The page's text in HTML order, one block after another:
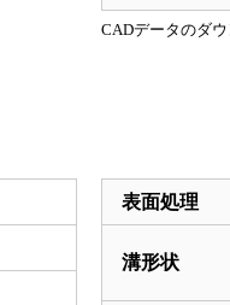
CADデータのダ
表面処理
溝形状